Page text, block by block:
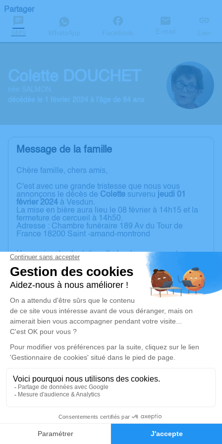
Faire-part Hommages
Partager
SMS WhatsApp Facebook E-mail Lien
Colette DOUCHET
née SALMON
décédée le 1 février 2024 à l'âge de 84 ans
Message de la famille
Chère famille, chers amis,
C'est avec une grande tristesse que nous vous
annonçons le décès de Colette survenu
jeudi 01
février 2024 à Vesdun.
La mise en bière aura lieu le 08 février à 14h15 et la
fermeture de cercueil à 14h50.
Adresse : Chambre funéraire 189 Av du Tour de
France 18200 Saint -amand-montrond
Un service de plantation d’arbre hommage est
disponible ici.
Je rends hommage
Crémation
jeudi 08 février 2024 à 16h00
70 Avenue Ambroise Croizat
Déroulé des obsèques